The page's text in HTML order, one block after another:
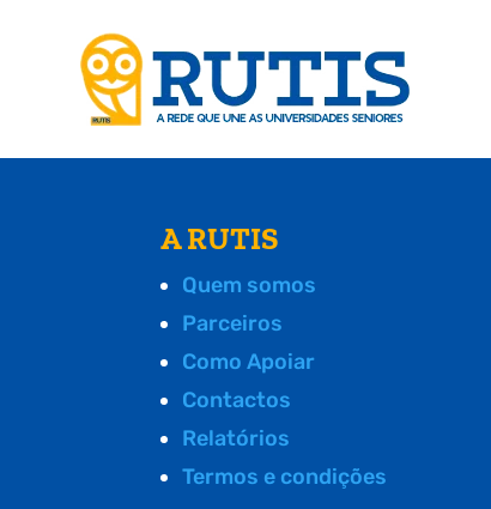
A RUTIS
Quem somos
Parceiros
Como Apoiar
Contactos
Relatórios
Termos e condições